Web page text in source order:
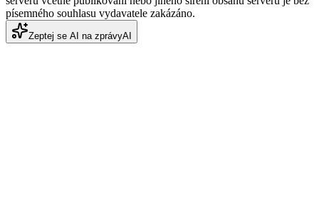
písemného souhlasu vydavatele zakázáno.
Zeptej se AI na zprávyAI